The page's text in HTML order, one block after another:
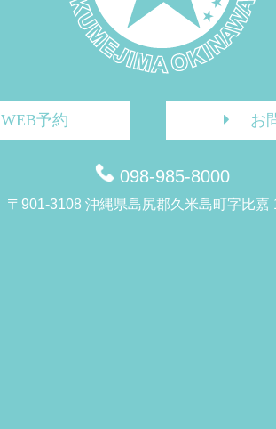
WEB予約 お
098-985-8000
〒901-3108 沖縄県島尻郡久米島町字比嘉